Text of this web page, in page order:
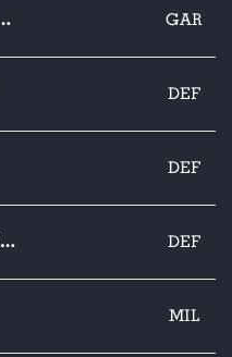
GAR
DEF
DEF
DEF
MIL